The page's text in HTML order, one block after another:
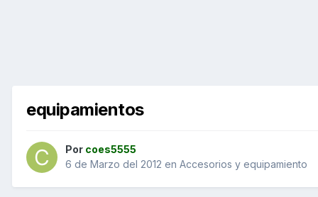
equipamientos
Por coes5555
6 de Marzo del 2012 en Accesorios y equipamiento